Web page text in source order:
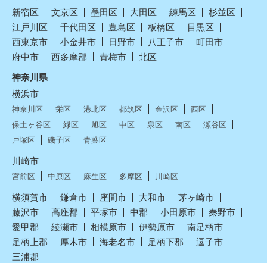
新宿区
文京区 墨田区 大田区 練馬区
杉並区
江戸川区
千代田区 豊島区 板橋区
目黒区
西東京市
小金井市 日野市 八王子市
町田市
府中市
西多摩郡 青梅市
北区
神奈川県
横浜市
神奈川区 栄区 港北区 都筑区 金沢区
西区
保土ヶ谷区
緑区 旭区 中区 泉区 南区
瀬谷区
戸塚区
磯子区 青葉区
川崎市
宮前区 中原区 麻生区 多摩区 川崎区
横須賀市 鎌倉市 座間市 大和市
茅ヶ崎市
藤沢市
高座郡 平塚市 中郡 小田原市
秦野市
愛甲郡
綾瀬市 相模原市 伊勢原市
南足柄市
足柄上郡
厚木市 海老名市 足柄下郡
逗子市
三浦郡